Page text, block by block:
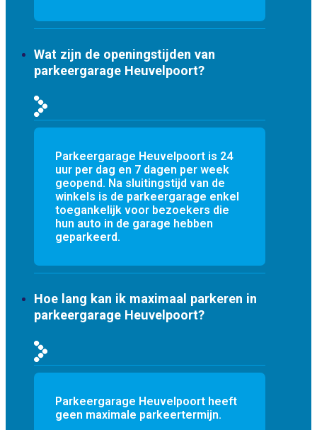
Wat zijn de openingstijden van
parkeergarage Heuvelpoort?
Parkeergarage Heuvelpoort is 24
uur per dag en 7 dagen per week
geopend. Na sluitingstijd van de
winkels is de parkeergarage enkel
toegankelijk voor bezoekers die
hun auto in de garage hebben
geparkeerd.
Hoe lang kan ik maximaal parkeren in
parkeergarage Heuvelpoort?
Parkeergarage Heuvelpoort heeft
geen maximale parkeertermijn.